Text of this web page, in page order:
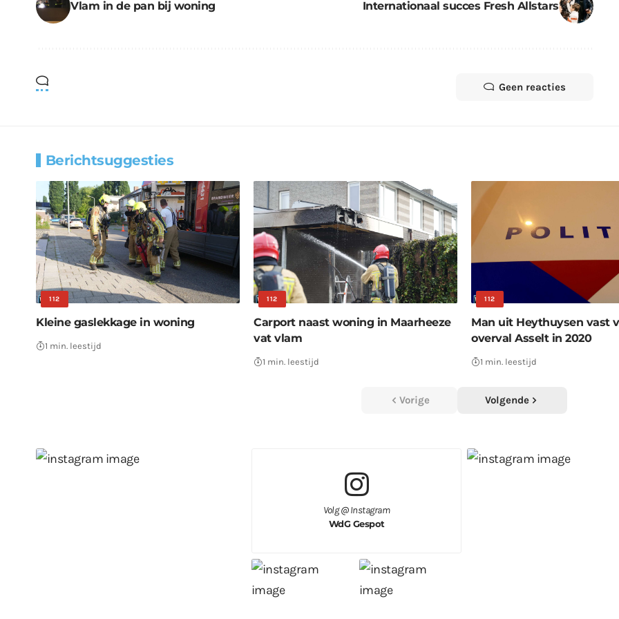
Vlam in de pan bij woning Internationaal succes Fresh Allstars
Geen reacties
Berichtsuggesties
112
Kleine gaslekkage in woning
1 min. leestijd
112
Carport naast woning in Maarheeze
vat vlam
1 min. leestijd
112
Man uit Heythuysen vast
overval Asselt in 2020
1 min. leestijd
Vorige Volgende
Volg @ Instagram
WdG Gespot